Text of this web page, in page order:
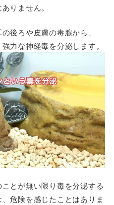
りません。
後ろや皮膚の毒腺から、
力な神経毒を分泌します。
とが無い限り毒を分泌する
危険を感じたことはありま